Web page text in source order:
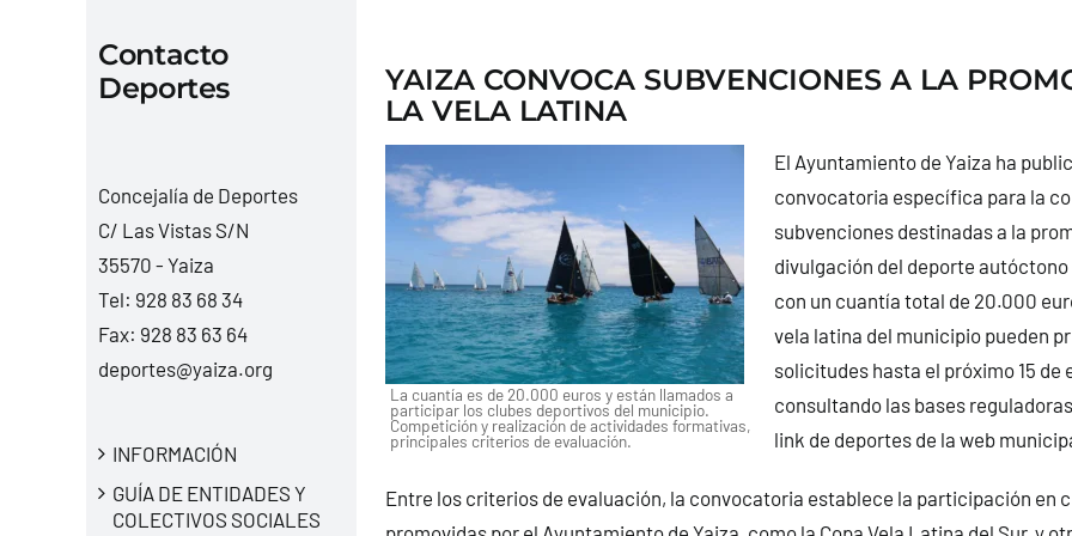
Contacto
Deportes
Concejalía de Deportes
C/ Las Vistas S/N
35570 - Yaiza
Tel: 928 83 68 34
Fax: 928 83 63 64
deportes@yaiza.org
INFORMACIÓN
GUÍA DE ENTIDADES Y
COLECTIVOS SOCIALES
YAIZA CONVOCA SUBVENCIONES A LA
LA VELA LATINA
La cuantía es de 20.000 euros y están llamados a
participar los clubes deportivos del municipio.
Competición y realización de actividades formativas,
principales criterios de evaluación.
El Ayuntamiento de Yaiza ha
convocatoria específica para la
subvenciones destinadas a la
divulgación del deporte autóctono
con un cuantía total de 20.000
vela latina del municipio pueden
solicitudes hasta el próximo 15 de
consultando las bases
link de deportes de la web
Entre los criterios de evaluación, la convocatoria establece la participación en